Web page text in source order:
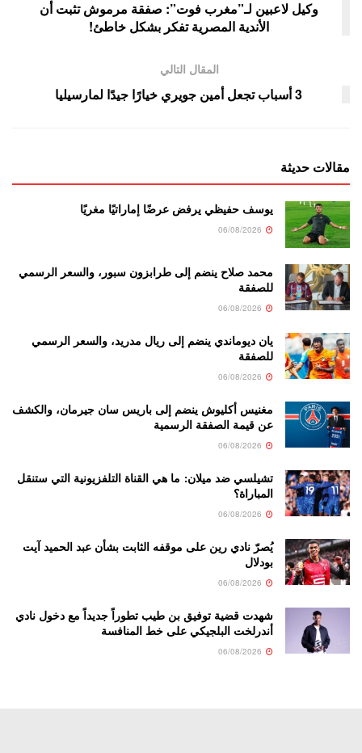
وكيل لاعبين لـ”مغرب فوت”: صفقة مرموش تثبت أن
الأندية المصرية تفكر بشكل خاطئ!
المقال التالي
3 أسباب تجعل أمين جويري خيارًا جيدًا لمارسيليا
مقالات حديثة
يوسف حفيظي يرفض عرضًا إماراتيًا مغريًا
محمد صلاح ينضم إلى طرابزون سبور، والسعر الرسمي
للصفقة
يان ديوماندي ينضم إلى ريال مدريد، والسعر الرسمي
للصفقة
مغنيس أكليوش ينضم إلى باريس سان جيرمان، والكشف
عن قيمة الصفقة الرسمية
تشيلسي ضد ميلان: ما هي القناة التلفزيونية التي ستنقل
المباراة؟
يُصرّ نادي رين على موقفه الثابت بشأن عبد الحميد آيت
بودلال
شهدت قضية توفيق بن طيب تطوراً جديداً مع دخول نادي
أندرلخت البلجيكي على خط المنافسة